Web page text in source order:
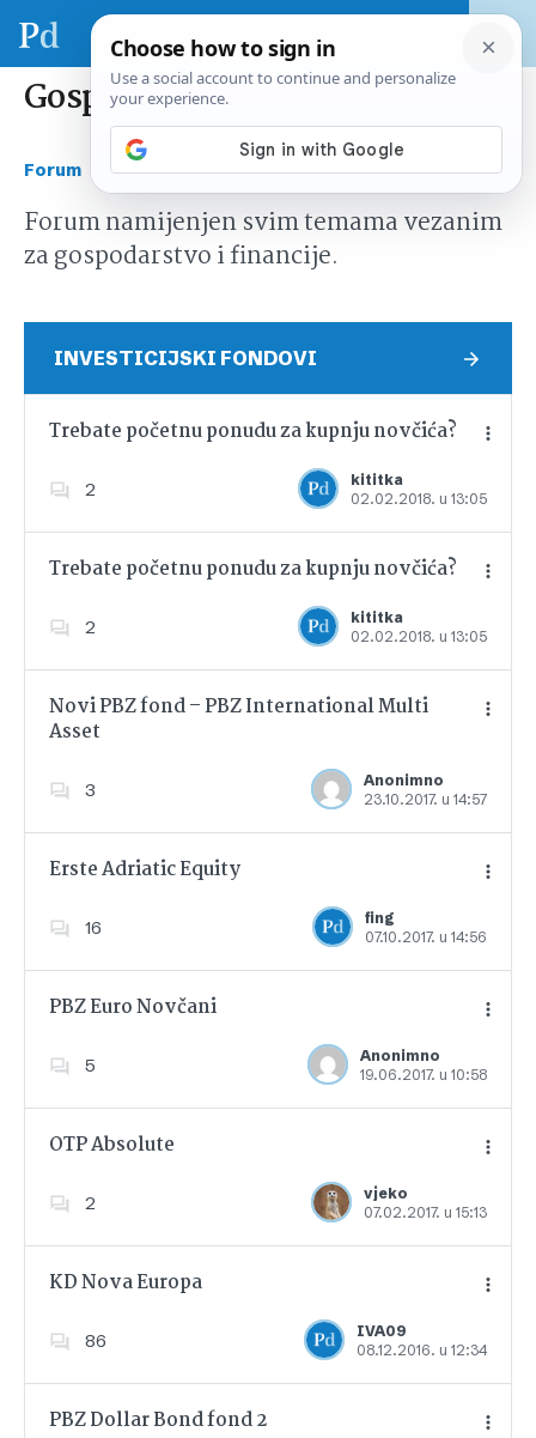
Gospodarstvo i financije
Forum Gospodarstvo i financije
Forum namijenjen svim temama vezanim
za gospodarstvo i financije.
INVESTICIJSKI FONDOVI
Trebate početnu ponudu za kupnju novčića?
2
kititka
02.02.2018. u 13:05
Dodajte u favorite
Trebate početnu ponudu za kupnju novčića?
2
kititka
02.02.2018. u 13:05
Dodajte u favorite
Novi PBZ fond – PBZ International Multi
Asset
3
Anonimno
23.10.2017. u 14:57
Dodajte u favorite
Erste Adriatic Equity
16
fing
07.10.2017. u 14:56
Dodajte u favorite
PBZ Euro Novčani
5
Anonimno
19.06.2017. u 10:58
Dodajte u favorite
OTP Absolute
2
vjeko
07.02.2017. u 15:13
Dodajte u favorite
KD Nova Europa
86
IVA09
08.12.2016. u 12:34
Dodajte u favorite
PBZ Dollar Bond fond 2